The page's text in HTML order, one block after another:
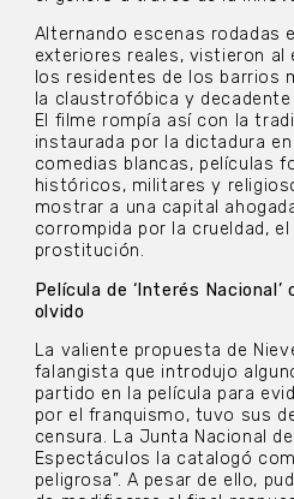
Alternando escenas rodadas
exteriores reales, vistieron al
los residentes de los barrios
la claustrofóbica y
El filme rompía así con la
instaurada por la dictadura
comedias blancas, películas
históricos, militares y
mostrar a una capital
corrompida por la crueldad,
prostitución.
Película de ‘Interés Nacional’
olvido
La valiente propuesta de
falangista que introdujo
partido en la película para
por el franquismo, tuvo sus
censura. La Junta Nacional
Espectáculos la catalogó
peligrosa”. A pesar de ello,